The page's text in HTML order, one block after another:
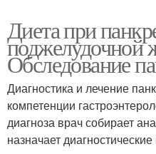
Диета при
поджелудочной
Обследование
Диагностика и лечение
компетенции
диагноза врач собирает
назначает